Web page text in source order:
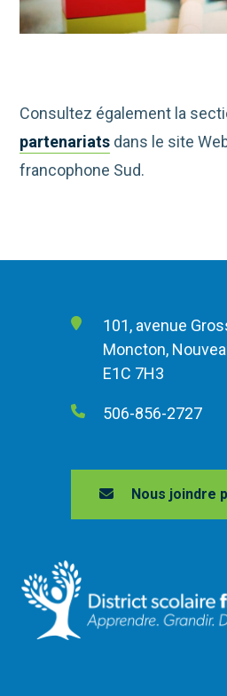
Consultez également la
partenariats dans le site
francophone Sud.
101, avenue
Moncton,
E1C 7H3
506-856-2727
Nous joindre